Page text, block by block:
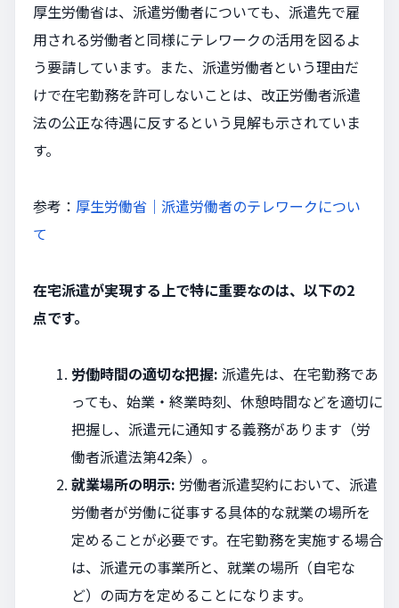
厚生労働省は、派遣労働者についても、派遣先で雇
用される労働者と同様にテレワークの活用を図るよ
う要請しています。また、派遣労働者という理由だ
けで在宅勤務を許可しないことは、改正労働者派遣
法の公正な待遇に反するという見解も示されていま
す。
参考： 厚生労働省｜派遣労働者のテレワークについ
て
在宅派遣が実現する上で特に重要なのは、以下の2
点です。
労働時間の適切な把握: 派遣先は、在宅勤務であ
っても、始業・終業時刻、休憩時間などを適切に
把握し、派遣元に通知する義務があります（労
働者派遣法第42条）。
就業場所の明示: 労働者派遣契約において、派遣
労働者が労働に従事する具体的な就業の場所を
定めることが必要です。在宅勤務を実施する場合
は、派遣元の事業所と、就業の場所（自宅な
ど）の両方を定めることになります。